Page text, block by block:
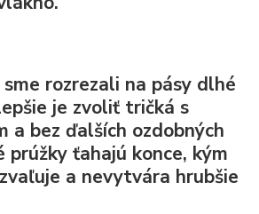
sme rozrezali na pásy dlhé
je zvoliť tričká s
a bez ďalších ozdobných
prúžky ťahajú konce, kým
a nevytvára hrubšie